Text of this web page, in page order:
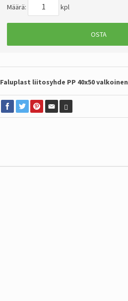
Määrä: kpl
OSTA
Faluplast liitosyhde PP 40x50 valkoinen